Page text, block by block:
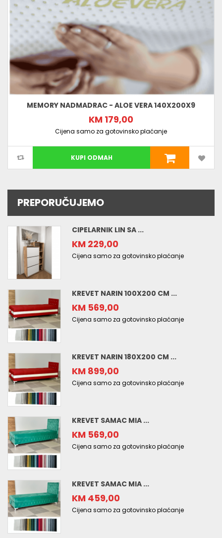
MEMORY NADMADRAC - ALOE VERA 140X200X9
KM 179,00
Cijena samo za gotovinsko plaćanje
KUPI ODMAH
PREPORUČUJEMO
CIPELARNIK LIN SA ...
KM 229,00
Cijena samo za gotovinsko plaćanje
KREVET NARIN 100X200 CM ...
KM 569,00
Cijena samo za gotovinsko plaćanje
KREVET NARIN 180X200 CM ...
KM 899,00
Cijena samo za gotovinsko plaćanje
KREVET SAMAC MIA ...
KM 569,00
Cijena samo za gotovinsko plaćanje
KREVET SAMAC MIA ...
KM 459,00
Cijena samo za gotovinsko plaćanje